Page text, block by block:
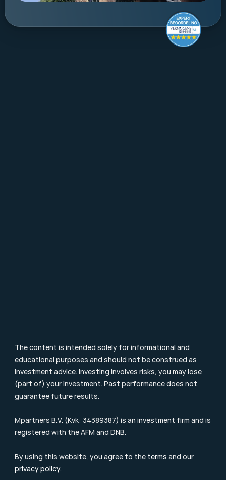
Cookie Policy
The content is intended solely for informational and
educational purposes and should not be construed as
investment advice. Investing involves risks, you may lose
(part of) your investment. Past performance does not
guarantee future results.
Mpartners B.V. (Kvk: 34389387) is an investment firm and is
registered with the AFM and DNB.
By using this website, you agree to the terms
privacy policy.